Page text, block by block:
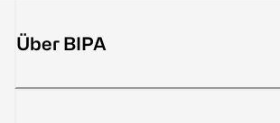
Über BIPA